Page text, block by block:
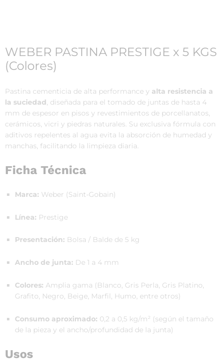
WEBER PASTINA PRESTIGE x 5 KGS
(Colores)
Pastina cementicia de alta performance y alta resistencia a
la suciedad, diseñada para el tomado de juntas de hasta 4
mm de espesor en pisos y revestimientos de porcellanatos,
cerámicos, vicri y piedras naturales. Su exclusiva fórmula con
aditivos repelentes al agua evita la absorción de humedad y
manchas, facilitando la limpieza diaria.
Ficha Técnica
Marca: Weber (Saint-Gobain)
Línea: Prestige
Presentación: Bolsa / Balde de 5 kg
Ancho de junta: De 1 a 4 mm
Colores: Amplia gama (Blanco, Gris Perla, Gris Platino,
Grafito, Negro, Beige, Marfil, Humo, entre otros)
Consumo aproximado: 0,2 a 0,5 kg/m² (según el tamaño
de la pieza y el ancho/profundidad de la junta)
Usos